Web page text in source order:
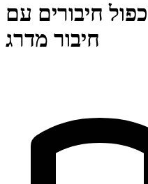
חיבורים עם
חיבור מדרג